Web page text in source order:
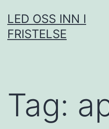
to
content
LED OSS INN I
FRISTELSE
Tag: